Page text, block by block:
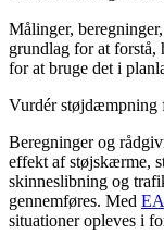
Målinger,
grundlag for at
for at bruge det i
Vurdér støjdæmpning
Beregninger og
effekt af støjskærme,
skinneslibning og
gennemføres. Med
situationer opleves i